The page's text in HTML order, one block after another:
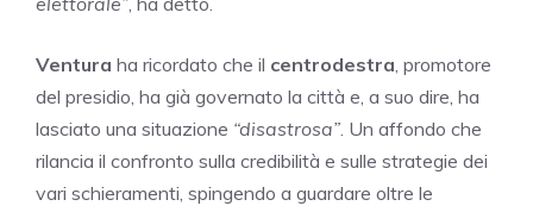
Ventura ha ricordato che il centrodestra , promotore
del presidio, ha già governato la città e, a suo dire, ha
lasciato una situazione “disastrosa” . Un affondo che
rilancia il confronto sulla credibilità e sulle strategie dei
vari schieramenti, spingendo a guardare oltre le